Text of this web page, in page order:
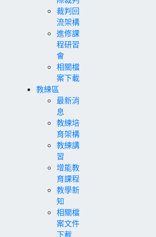
裁判回
流架構
進修課
程研習
會
相關檔
案下載
教練區
最新消
息
教練培
育架構
教練講
習
增能教
育課程
教學新
知
相關檔
案文件
下載